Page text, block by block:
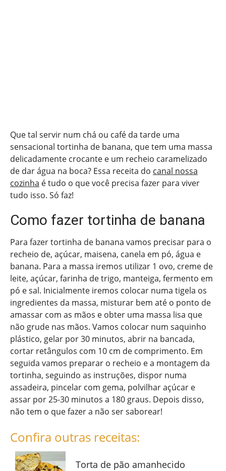
Que tal servir num chá ou café da tarde uma
sensacional tortinha de banana, que tem uma massa
delicadamente crocante e um recheio caramelizado
de dar água na boca? Essa receita do canal nossa
cozinha é tudo o que você precisa fazer para viver
tudo isso. Só faz!
Como fazer tortinha de banana
Para fazer tortinha de banana vamos precisar para o
recheio de, açúcar, maisena, canela em pó, água e
banana. Para a massa iremos utilizar 1 ovo, creme de
leite, açúcar, farinha de trigo, manteiga, fermento em
pó e sal. Inicialmente iremos colocar numa tigela os
ingredientes da massa, misturar bem até o ponto de
amassar com as mãos e obter uma massa lisa que
não grude nas mãos. Vamos colocar num saquinho
plástico, gelar por 30 minutos, abrir na bancada,
cortar retângulos com 10 cm de comprimento. Em
seguida vamos preparar o recheio e a montagem da
tortinha, seguindo as instruções, dispor numa
assadeira, pincelar com gema, polvilhar açúcar e
assar por 25-30 minutos a 180 graus. Depois disso,
não tem o que fazer a não ser saborear!
Confira outras receitas:
Torta de pão amanhecido